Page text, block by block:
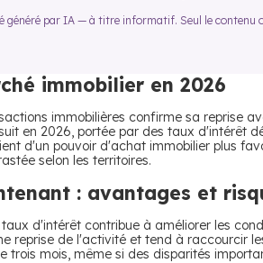
généré par IA — à titre informatif. Seul le contenu
immobilier en 2026
immobilières confirme sa reprise
en 2026, portée par des taux d'intérêt
d'un pouvoir d'achat immobilier plus
selon les territoires.
: avantages et
d'intérêt contribue à améliorer les
reprise de l'activité et tend à raccourcir
trois mois, même si des disparités